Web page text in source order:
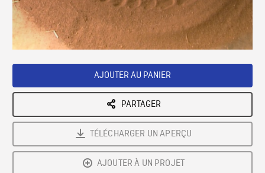
Loaded
Playback
AJOUTER AU PANIER
PARTAGER
TÉLÉCHARGER UN APERÇU
AJOUTER À UN PROJET